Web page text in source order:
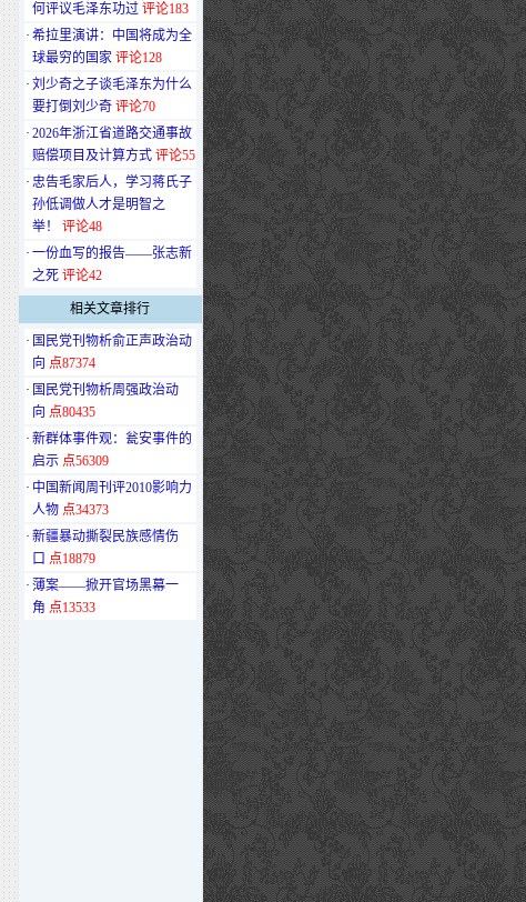
何评议毛泽东功过 评论183
· 希拉里演讲：中国将成为全
球最穷的国家 评论128
· 刘少奇之子谈毛泽东为什么
要打倒刘少奇 评论70
· 2026年浙江省道路交通事故
赔偿项目及计算方式 评论55
· 忠告毛家后人，学习蒋氏子
孙低调做人才是明智之
举！
评论48
· 一份血写的报告——张志新
之死 评论42
相关文章排行
· 国民党刊物析俞正声政治动
向 点87374
· 国民党刊物析周强政治动
向 点80435
· 新群体事件观：瓮安事件的
启示 点56309
· 中国新闻周刊评2010影响力
人物 点34373
· 新疆暴动撕裂民族感情伤
口 点18879
· 薄案——掀开官场黑幕一
角 点13533